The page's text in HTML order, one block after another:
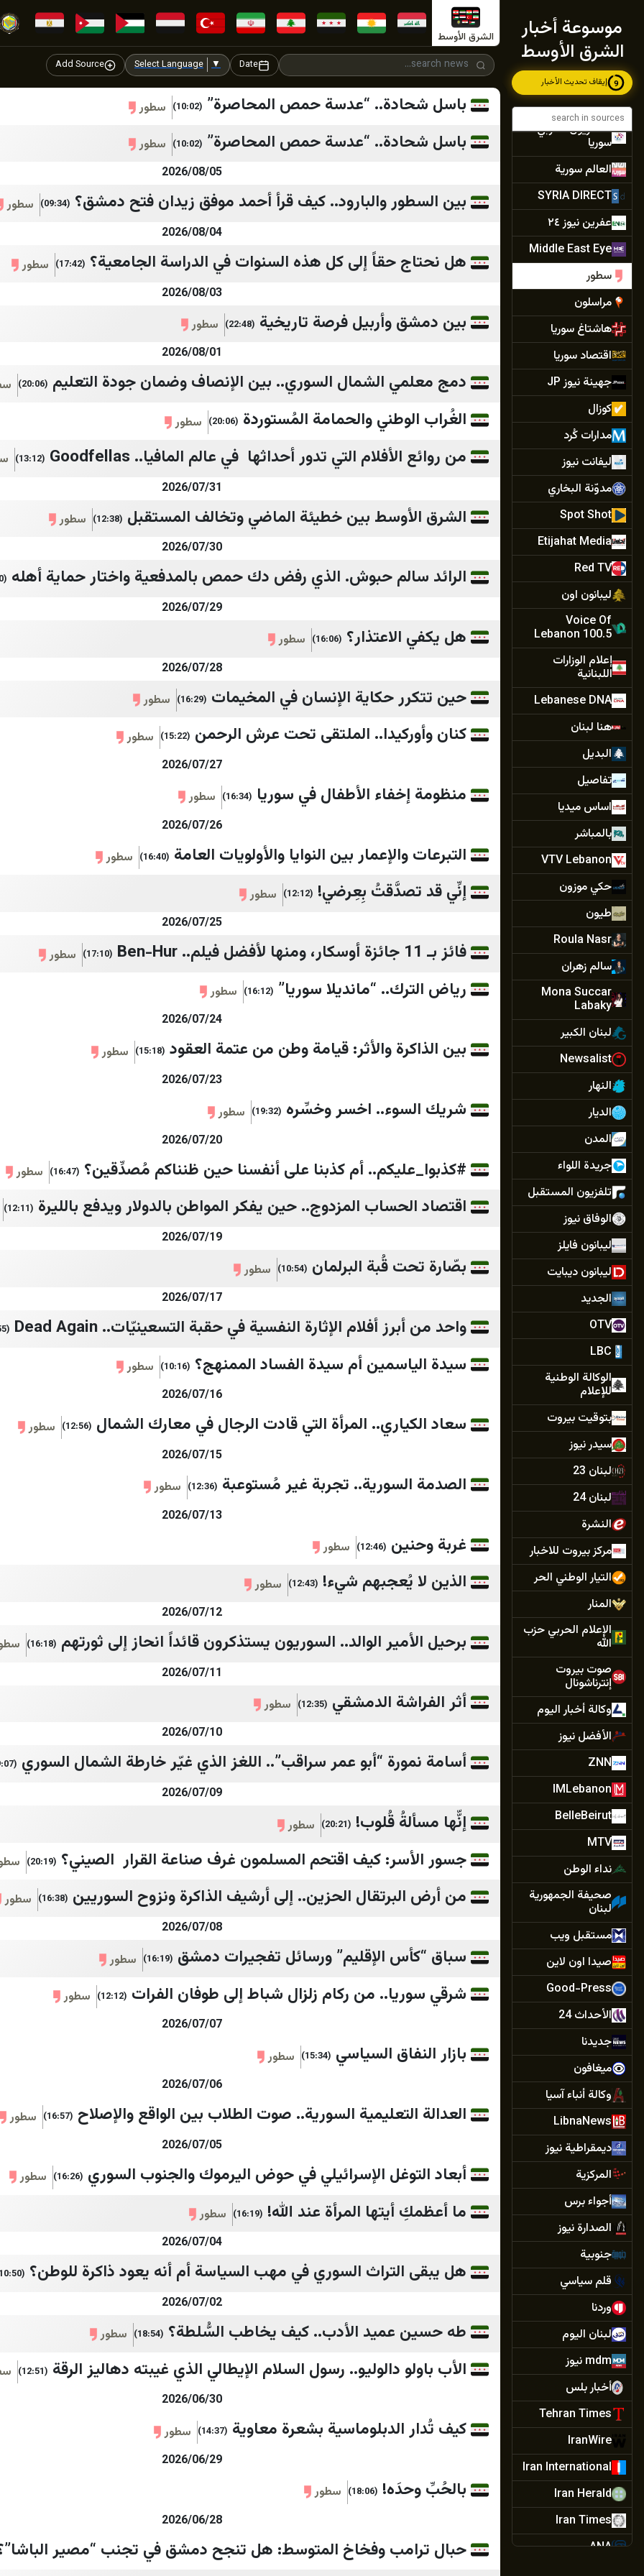
موسوعة أخبار
الشرق الأوسط
7 إيقاف تحديث الأخبار
يكتي سوريا
ARK News
الشرق للأخبار -
سوريا
التلفزيون العربي
سوريا
العالم سورية
SYRIA DIRECT
عفرين نيوز ٢٤
Middle East Eye
سطور
مراسلون
هاشتاغ سوريا
اقتصاد سوريا
جهينة نيوز JP
كوزال
مدارات كُرد
ليفانت نيوز
مدوّنة البخاري
Spot Shot
Etijahat Media
Red TV
ليبانون اون
Voice Of
Lebanon 100.5
إعلام الوزارات
اللبنانية
Lebanese DNA
هنا لبنان
البديل
تفاصيل
اساس ميديا
بالمباشر
VTV Lebanon
حكي موزون
طيون
Roula Nasr
سالم زهران
Mona Succar
Labaky
لبنان الكبير
Newsalist
النهار
الديار
المدن
جريدة اللواء
تلفزيون المستقبل
الوفاق نيوز
ليبانون فايلز
ليبانون ديبايت
الجديد
OTV
LBC
الوكالة الوطنية
للإعلام
بتوقيت بيروت
سيدر نيوز
لبنان 23
لبنان 24
النشرة
مركز بيروت للاخبار
التيار الوطني الحر
المنار
الإعلام الحربي حزب
الله
صوت بيروت
إنترناشونال
وكالة أخبار اليوم
الأفضل نيوز
ZNN
IMLebanon
BelleBeirut
MTV
نداء الوطن
صحيفة الجمهورية
لبنان
مستقبل ويب
صيدا اون لاين
Good-Press
الأحداث 24
جديدنا
ميغافون
وكالة أنباء آسيا
LibnaNews
ديمقراطية نيوز
المركزية
أجواء برس
الصدارة نيوز
جنوبية
قلم سياسي
وردنا
لبنان اليوم
mdm نيوز
أخبار بلس
Tehran Times
IranWire
Iran International
Iran Herald
Iran Times
ANA
الشرق الأوسط
Date
Select Language ▼
Add Source
باسل شحادة.. “عدسة حمص المحاصرة” (10:02) سطور
باسل شحادة.. “عدسة حمص المحاصرة” (10:02)
سطور
2026/08/05
بين السطور والبارود.. كيف قرأ أحمد موفق زيدان فتح دمشق؟ (09:34)
سطور
2026/08/04
هل نحتاج حقاً إلى كل هذه السنوات في الدراسة الجامعية؟ (17:42)
سطور
2026/08/03
بين دمشق وأربيل فرصة تاريخية (22:48)
سطور
2026/08/01
دمج معلمي الشمال السوري.. بين الإنصاف وضمان جودة التعليم (20:06)
الغُراب الوطني والحمامة المُستوردة (20:06) سطور
من روائع الأفلام التي تدور أحداثها في عالم المافيا.. Goodfellas (13:12)
2026/07/31
الشرق الأوسط بين خطيئة الماضي وتخالف المستقبل (12:38)
سطور
2026/07/30
الرائد سالم حبوش. الذي رفض دك حمص بالمدفعية واختار حماية أهله (11:30)
2026/07/29
هل يكفي الاعتذار؟ (16:06)
سطور
2026/07/28
حين تتكرر حكاية الإنسان في المخيمات (16:29) سطور
كنان وأوركيدا.. الملتقى تحت عرش الرحمن (15:22)
سطور
2026/07/27
منظومة إخفاء الأطفال في سوريا (16:34)
سطور
2026/07/26
التبرعات والإعمار بين النوايا والأولويات العامة (16:40) سطور
إنِّي قد تصدَّقتُ بِعِرضي! (12:12)
سطور
2026/07/25
فائز بـ 11 جائزة أوسكار، ومنها لأفضل فيلم.. Ben-Hur (17:10) سطور
رياض الترك.. “مانديلا سوريا” (16:12)
سطور
2026/07/24
بين الذاكرة والأثر: قيامة وطن من عتمة العقود (15:18)
سطور
2026/07/23
شريك السوء.. اخسر وخسِّره (19:32)
سطور
2026/07/20
#كذبوا_عليكم.. أم كذبنا على أنفسنا حين ظنناكم مُصدِّقين؟ (16:47) سطور
اقتصاد الحساب المزدوج.. حين يفكر المواطن بالدولار ويدفع بالليرة (12:11)
2026/07/19
بصّارة تحت قُبة البرلمان (10:54)
سطور
2026/07/17
واحد من أبرز أفلام الإثارة النفسية في حقبة التسعينيّات.. Dead Again (14:55)
سيدة الياسمين أم سيدة الفساد الممنهج؟ (10:16)
سطور
2026/07/16
سعاد الكياري.. المرأة التي قادت الرجال في معارك الشمال (12:56)
سطور
2026/07/15
الصدمة السورية.. تجربة غير مُستوعبة (12:36)
سطور
2026/07/13
غربة وحنين (12:46) سطور
الذين لا يُعجبهم شيء! (12:43)
سطور
2026/07/12
برحيل الأمير الوالد.. السوريون يستذكرون قائداً انحاز إلى ثورتهم (16:18)
2026/07/11
أثر الفراشة الدمشقي (12:35)
سطور
2026/07/10
أسامة نمورة “أبو عمر سراقب”.. اللغز الذي غيّر خارطة الشمال السوري (19:07)
2026/07/09
إنّّها مسألةُ قُلوب! (20:21) سطور
جسور الأسر: كيف اقتحم المسلمون غرف صناعة القرار الصيني؟ (20:19)
من أرض البرتقال الحزين.. إلى أرشيف الذاكرة ونزوح السوريين (16:38)
سطور
2026/07/08
سباق “كأس الإقليم” ورسائل تفجيرات دمشق (16:19) سطور
شرقي سوريا.. من ركام زلزال شباط إلى طوفان الفرات (12:12)
سطور
2026/07/07
بازار النفاق السياسي (15:34)
سطور
2026/07/06
العدالة التعليمية السورية.. صوت الطلاب بين الواقع والإصلاح (16:57)
سطور
2026/07/05
أبعاد التوغل الإسرائيلي في حوض اليرموك والجنوب السوري (16:26) سطور
ما أعظمكِ أيتها المرأة عند الله! (16:19)
سطور
2026/07/04
هل يبقى التراث السوري في مهب السياسة أم أنه يعود ذاكرة للوطن؟ (10:50)
2026/07/02
طه حسين عميد الأدب.. كيف يخاطب السُّلطة؟ (18:54) سطور
الأب باولو دالوليو.. رسول السلام الإيطالي الذي غيبته دهاليز الرقة (12:51)
2026/06/30
كيف تُدار الدبلوماسية بشعرة معاوية (14:37)
سطور
2026/06/29
بالحُبِّ وحدَه! (18:06)
سطور
2026/06/28
حبال ترامب وفخاخ المتوسط: هل تنجح دمشق في تجنب “مصير